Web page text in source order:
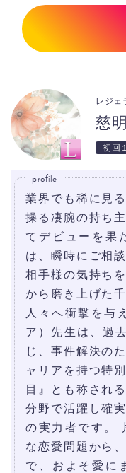
慈明
レジェ
初回
profile
業界でも稀に見
操る凄腕の持ち
てデビューを果
は、瞬時にご相
相手様の気持ち
から磨き上げた
人々へ衝撃を与
ア）先生は、過
じ、事件解決の
ャリアを持つ特
目』とも称され
分野で活躍し確
の実力者です。
な恋愛問題から
で、およそ愛に